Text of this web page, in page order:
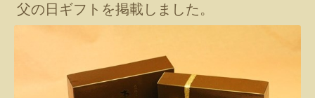
父の日ギフトを掲載しました。